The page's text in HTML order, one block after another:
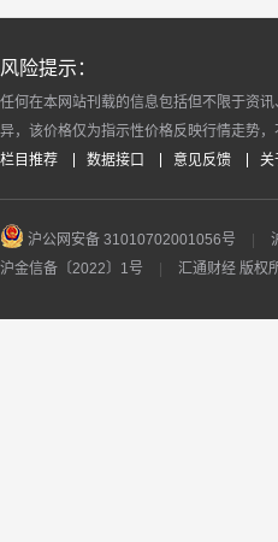
风险提示：
任何在本网站刊载的信息包括但不限于资
异，该价格仅为指示性价格反映行情走势
栏目推荐
数据接口 意见反馈 关
沪公网安备 31010702001056号
沪金信备〔2022〕1号
汇通财经 版权